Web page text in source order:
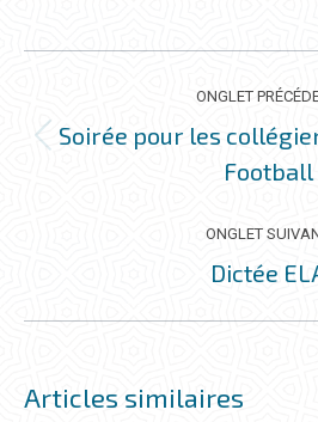
NAVIGATION
DE
COMMENTAIRE
ONGLET
Onglet
Soirée pour les
Football
ONGLET
Onglet
Dictée
Articles similaires